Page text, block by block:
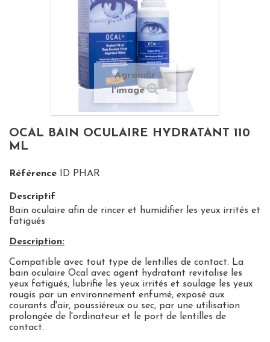
Agrandir
l'image
OCAL BAIN OCULAIRE HYDRATANT 110
ML
Référence ID PHAR
Descriptif
Bain oculaire afin de rincer et humidifier les yeux irrités et
fatigués
Description:
Compatible avec tout type de lentilles de contact. La
bain oculaire Ocal avec agent hydratant revitalise les
yeux fatigués, lubrifie les yeux irrités et soulage les yeux
rougis par un environnement enfumé, exposé aux
courants d'air, poussiéreux ou sec, par une utilisation
prolongée de l'ordinateur et le port de lentilles de
contact.